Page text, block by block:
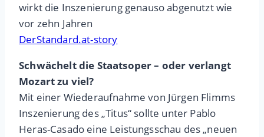
wirkt die Inszenierung genauso abgenutzt wie
vor zehn Jahren
DerStandard.at-story
Schwächelt die Staatsoper – oder verlangt
Mozart zu viel?
Mit einer Wiederaufnahme von Jürgen Flimms
Inszenierung des „Titus“ sollte unter Pablo
Heras-Casado eine Leistungsschau des „neuen